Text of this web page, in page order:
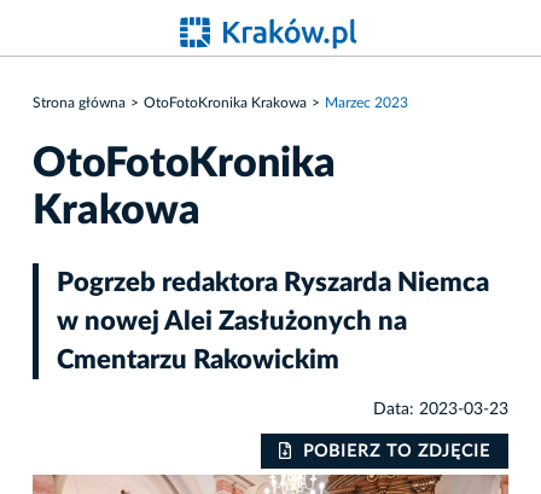
Strona główna OtoFotoKronika Krakowa Marzec 2023
OtoFotoKronika
Krakowa
Pogrzeb redaktora Ryszarda Niemca
w nowej Alei Zasłużonych na
Cmentarzu Rakowickim
Data: 2023-03-23
POBIERZ TO ZDJĘCIE